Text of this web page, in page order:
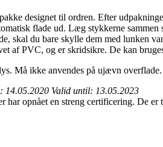
designet til ordren. Efter
flade ud. Læg stykkerne
skal du bare skylle dem med lunken
af PVC, og er skridsikre. De kan
Må ikke anvendes på ujævn
14.05.2020 Valid until: 13.05.2023
opnået en streng certificering. De